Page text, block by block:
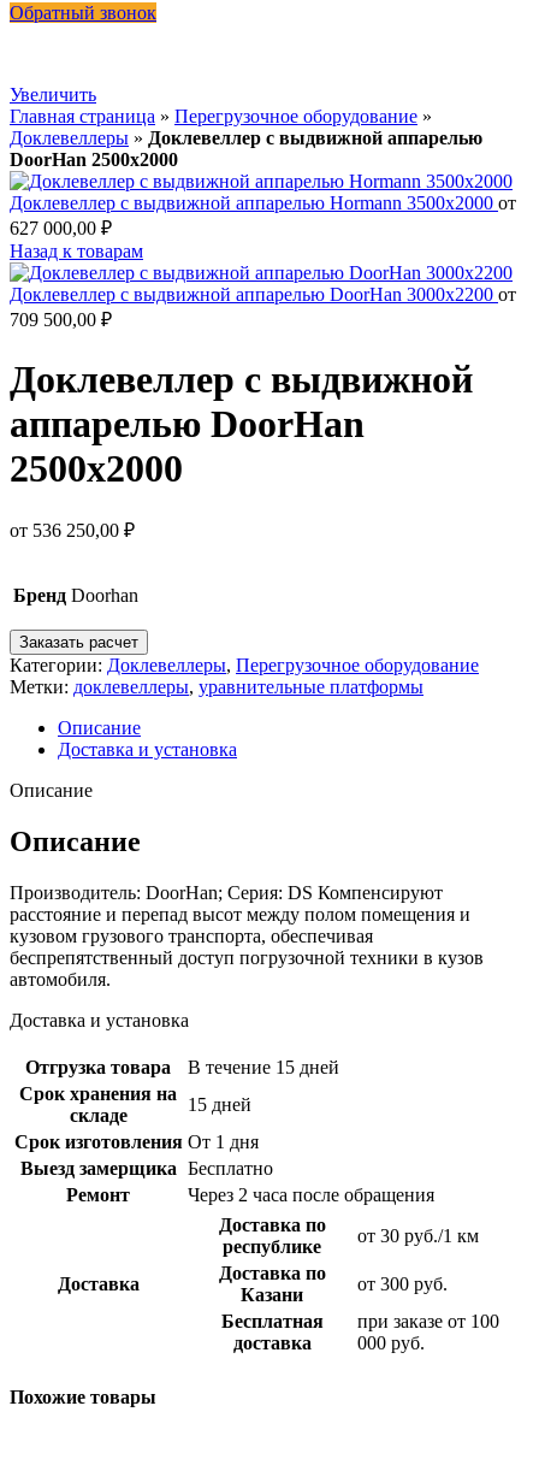
Обратный звонок
Увеличить
Главная страница » Перегрузочное оборудование »
Доклевеллеры » Доклевеллер с выдвижной аппарелью
DoorHan 2500х2000
Доклевеллер с выдвижной аппарелью Hormann 3500х2000 от
627 000,00 ₽
Назад к товарам
Доклевеллер с выдвижной аппарелью DoorHan 3000х2200 от
709 500,00 ₽
Доклевеллер с выдвижной
аппарелью DoorHan
2500х2000
от 536 250,00 ₽
Бренд Doorhan
Заказать расчет
Категории: Доклевеллеры, Перегрузочное оборудование
Метки: доклевеллеры, уравнительные платформы
Описание
Доставка и установка
Описание
Описание
Производитель: DoorHan; Серия: DS Компенсируют
расстояние и перепад высот между полом помещения и
кузовом грузового транспорта, обеспечивая
беспрепятственный доступ погрузочной техники в кузов
автомобиля.
Доставка и установка
Отгрузка товара
В течение 15 дней
Срок хранения на
складе
15 дней
Срок изготовления От 1 дня
Выезд замерщика Бесплатно
Ремонт
Через 2 часа после обращения
Доставка
Доставка по
республике
от 30 руб./1 км
Доставка по
Казани
от 300 руб.
Бесплатная
доставка
при заказе от 100
000 руб.
Похожие товары